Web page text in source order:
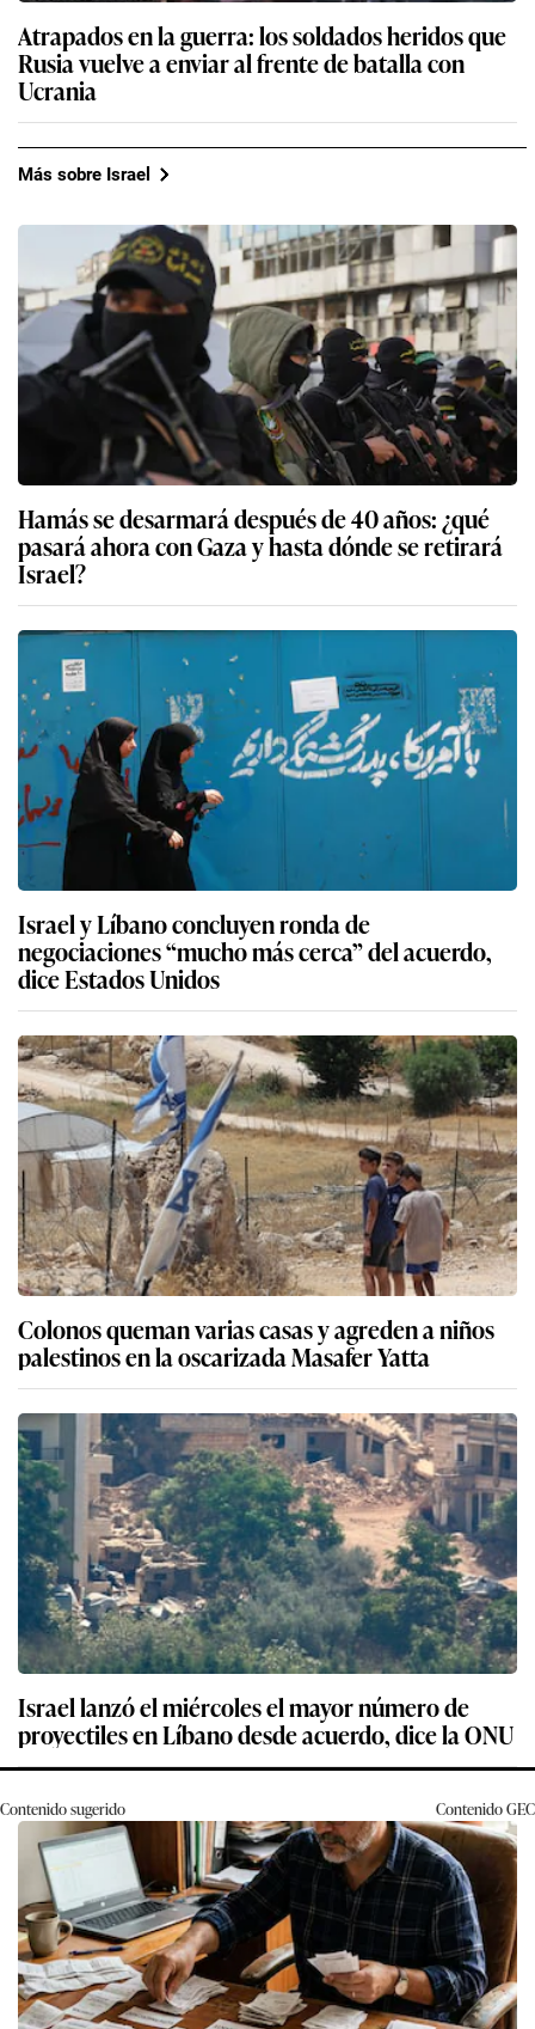
Atrapados en la guerra: los soldados heridos que
Rusia vuelve a enviar al frente de batalla con
Ucrania
Más sobre Israel
Hamás se desarmará después de 40 años: ¿qué
pasará ahora con Gaza y hasta dónde se retirará
Israel?
Israel y Líbano concluyen ronda de
negociaciones “mucho más cerca” del acuerdo,
dice Estados Unidos
Colonos queman varias casas y agreden a niños
palestinos en la oscarizada Masafer Yatta
Israel lanzó el miércoles el mayor número de
proyectiles en Líbano desde acuerdo, dice la ONU
Contenido sugerido ContenidoGEC